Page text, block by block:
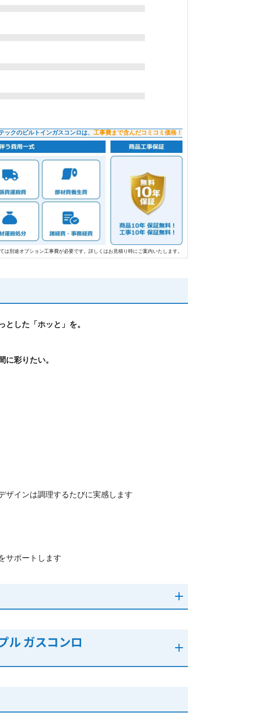
ックのビルトインガスコンロは、 工事費まで含んだコミコミ価格！
は別途オプション工事費が必要です。詳しくはお見積り時にご案内いたします。
した「ホッと」を。
に彩りたい。
ザインは調理するたびに実感します
サポートします
ル ガスコンロ